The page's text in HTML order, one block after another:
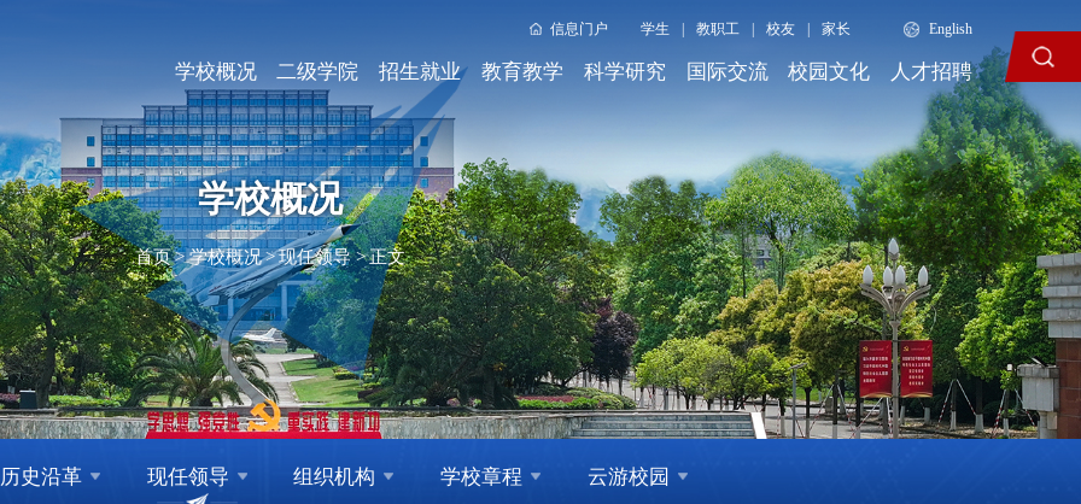
信息门户 学生 教职工 校友 家长 English
学校概况 二级学院 招生就业 教育教学 科学研究 国际交流 校园文化 人才招聘
学校概况
首页 > 学校概况 > 现任领导 > 正文
历史沿革 现任领导 组织机构 学校章程 云游校园